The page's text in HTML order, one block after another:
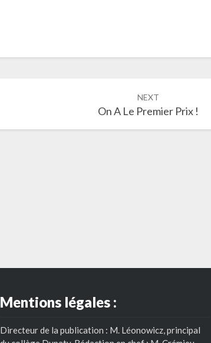
NEXT
On A Le Premier Prix !
Mentions légales :
Directeur de la publication : M. Léonowicz, principal